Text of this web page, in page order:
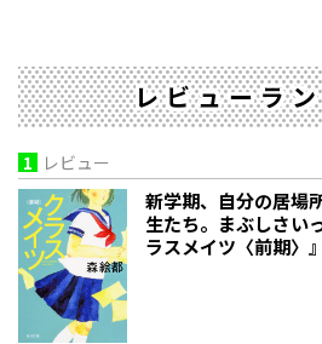
レビューラ
1 レビュー
新学期、自分の居場
生たち。まぶしさい
ラスメイツ〈前期〉』